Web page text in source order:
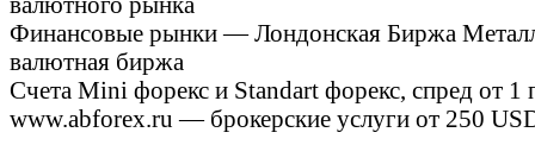
Финансовые рынки — Лондонская Биржа
валютная биржа
Счета Mini форекс и Standart форекс, спред от
www.abforex.ru — брокерские услуги от 250